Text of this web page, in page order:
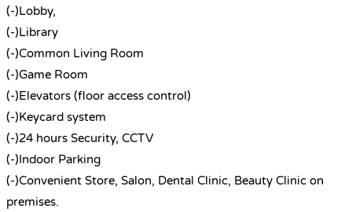
(-)Lobby,
(-)Library
(-)Common Living Room
(-)Game Room
(-)Elevators (floor access control)
(-)Keycard system
(-)24 hours Security, CCTV
(-)Indoor Parking
(-)Convenient Store, Salon, Dental Clinic, Beauty Clinic on
premises.